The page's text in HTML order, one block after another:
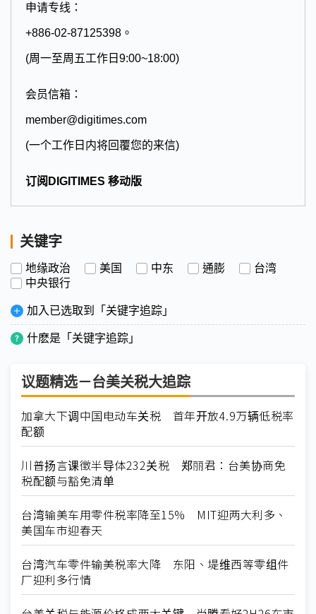
申请专线：
+886-02-87125398。
(周一至周五工作日9:00~18:00)
会员信箱：
member@digitimes.com
(一个工作日内将回覆您的来信)
订阅DIGITIMES 移动版
关键字
地缘政治 美国 中东 通膨
台湾
中央银行
加入已选取到「关键字追踪」
什麽是「关键字追踪」
议题精选－台美关税大追踪
加拿大下调中国电动车关税 首年开放4.9万辆低税率
配额
川普扬言课徵半导体232关税 郑丽君：台美协商免
税配额与豁免清单
台湾输美车用零件税率降至15% MIT迎两大利多、
美国车市迎春天
台湾汽车零件输美税率大降 东阳、堤维西等零组件
厂迎利多行情